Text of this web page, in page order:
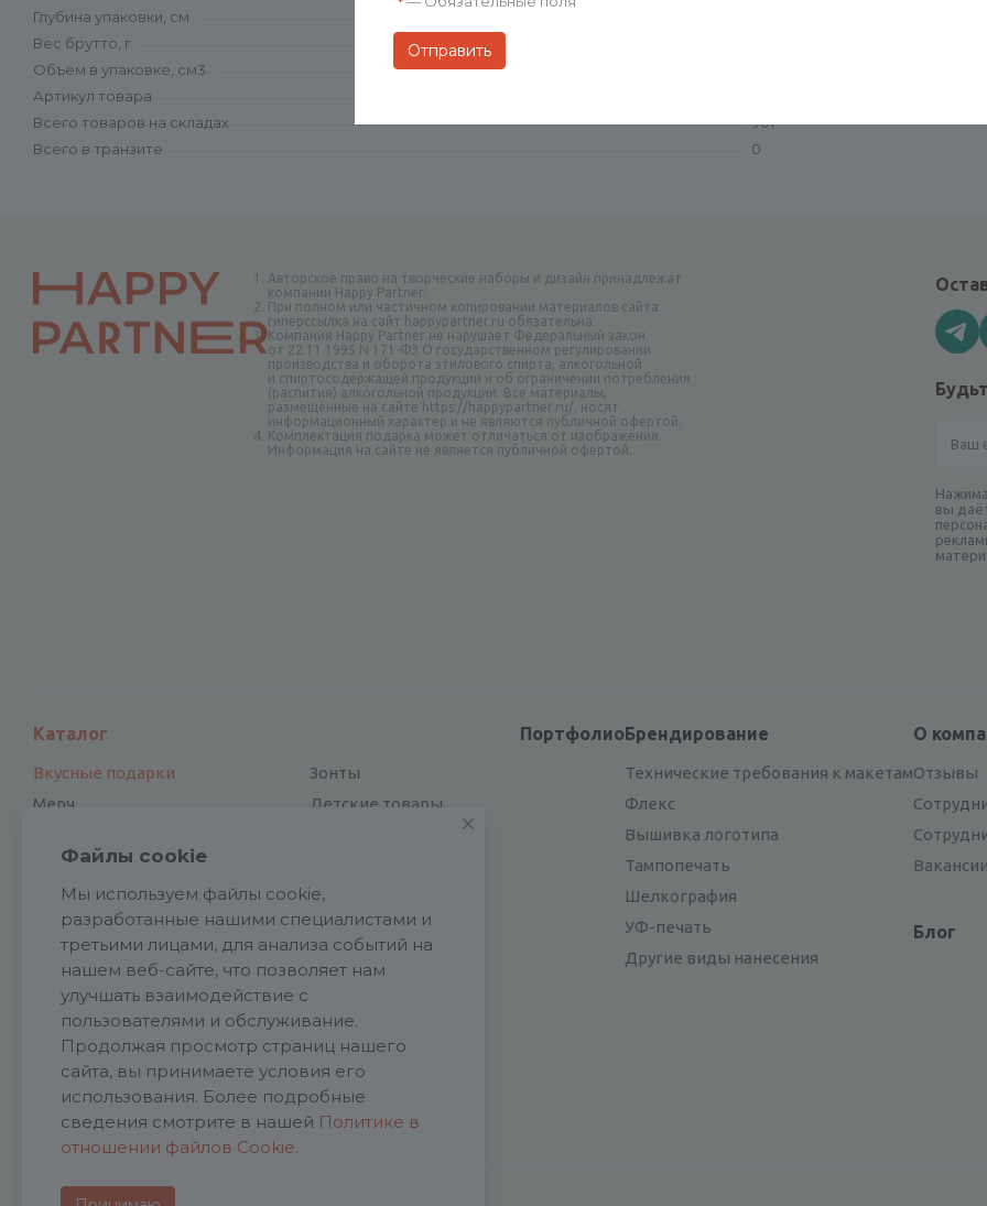
Глубина упаковки, см
Вес брутто, г
Объем в упаковке, см3
Артикул товара
Всего товаров на складах
901
Всего в транзите
0
Авторское право на творческие наборы и дизайн принадлежат
компании Happy Partner.
При полном или частичном копировании материалов сайта
гиперссылка на сайт happypartner.ru обязательна
Компания Happy Partner не нарушает Федеральный закон
от 22.11.1995 N 171-ФЗ О государственном регулировании
производства и оборота этилового спирта, алкогольной
и спиртосодержащей продукции и об ограничении потребления
(распития) алкогольной продукции. Все материалы,
размещённые на сайте https://happypartner.ru/, носят
информационный характер и не являются публичной офертой.
Комплектация подарка может отличаться от изображения.
Информация на сайте не является публичной офертой.
вы
Каталог
Вкусные подарки
Мерч
Отдых и туризм
Для дома и офиса
Сувенирные наборы
Подарки к праздникам
Спортивные товары
Ручки и карандаши
Промо
Ежедневники и блокноты
Зонты
Детские товары
Награды
Аксессуары
Галстуки
Патчи
Ремувки
ПортфолиоБрендирование
Технические требования к макетам
Флекс
Вышивка логотипа
Тампопечать
Шелкография
УФ-печать
Другие виды нанесения
О
Отзывы
Блог
Файлы cookie
Мы используем файлы cookie,
разработанные нашими специалистами и
третьими лицами, для анализа событий на
нашем веб-сайте, что позволяет нам
улучшать взаимодействие с
пользователями и обслуживание.
Продолжая просмотр страниц нашего
сайта, вы принимаете условия его
использования. Более подробные
сведения смотрите в нашей Политике в
отношении файлов Cookie.